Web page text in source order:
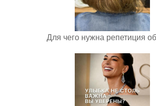
Для чего нужна репетиция